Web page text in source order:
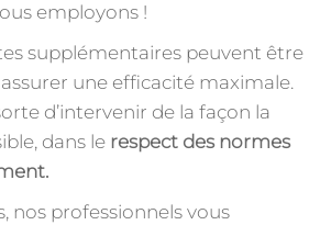
employons !
supplémentaires peuvent être
une efficacité maximale.
d’intervenir de la façon la
dans le respect des normes
nos professionnels vous